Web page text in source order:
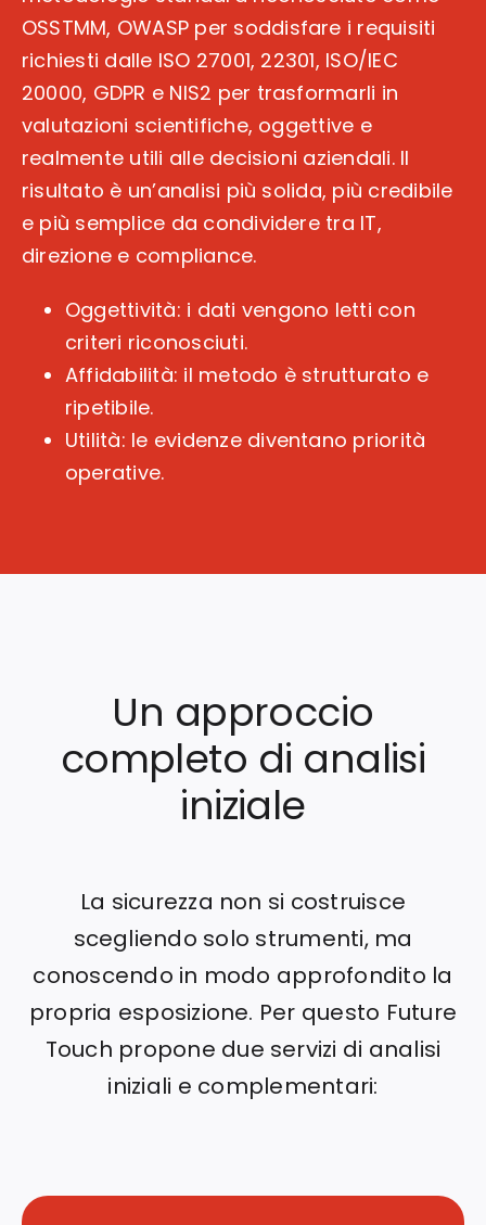
OSSTMM, OWASP per soddisfare i requisiti
richiesti dalle ISO 27001, 22301, ISO/IEC
20000, GDPR e NIS2 per trasformarli in
valutazioni scientifiche, oggettive e
realmente utili alle decisioni aziendali. Il
risultato è un’analisi più solida, più credibile
e più semplice da condividere tra IT,
direzione e compliance.
Oggettività: i dati vengono letti con
criteri riconosciuti.
Affidabilità: il metodo è strutturato e
ripetibile.
Utilità: le evidenze diventano priorità
operative.
Un approccio
completo di analisi
iniziale
La sicurezza non si costruisce
scegliendo solo strumenti, ma
conoscendo in modo approfondito la
propria esposizione. Per questo Future
Touch propone due servizi di analisi
iniziali e complementari: